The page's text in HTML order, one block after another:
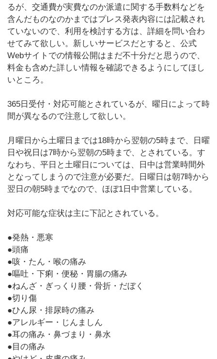
るが、交通費が実費なのか派遣に関する手数料などを
含んだものなのかまではプレス発表内容には記載され
ていないので、利用を検討する方は、詳細を問い合わ
せてみて欲しい。新しいサービスだとすると、公式
Webサイトでの情報公開はまだ不十分だと思うので、
料金も含めた詳しい情報を確認できるようにしてほし
いところ。
365日受付・対応可能とされているが、曜日によって時
間が異なるので注意して欲しい。
月曜日から土曜日までは18時から翌朝の5時まで、日曜
日や祝日は7時から翌朝の5時まで、とされている。す
なわち、平日と土曜日については、日中は営業時間外
となってしまうので注意が必要だ。日曜日は朝7時から
翌日の朝5時までなので、ほぼ1日中営業している。
対応可能な症状は主に下記とされている。
●発熱・悪寒
●頭痛
●咳・たん・喉の痛み
●嘔吐・下痢・便秘・胃腸の痛み
●ねんざ・ぎっくり腰・骨折・だぼく
●切り傷
●ひん尿・排尿時の痛み
●アレルギー・じんましん
●耳の痛み・鼻づまり・鼻水
●目の痛み